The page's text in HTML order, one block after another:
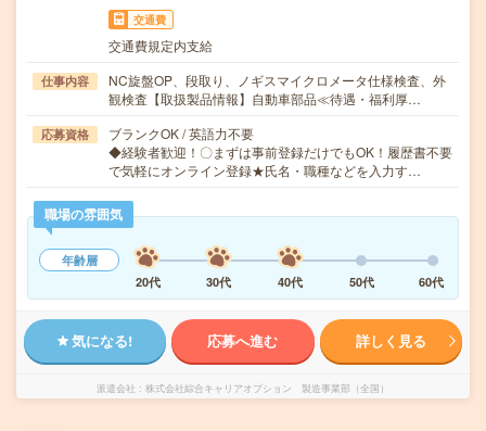
交通費
交通費規定内支給
仕事内容
NC旋盤OP、段取り、ノギスマイクロメータ仕様検査、外
観検査【取扱製品情報】自動車部品≪待遇・福利厚…
応募資格
ブランクOK / 英語力不要
◆経験者歓迎！〇まずは事前登録だけでもOK！履歴書不要
で気軽にオンライン登録★氏名・職種などを入力す…
職場の雰囲気
年齢層
20代
30代 40代 50代 60代
気になる! 応募へ進む 詳しく見る
派遣会社 株式会社綜合キャリアオプション 製造事業部（全国）